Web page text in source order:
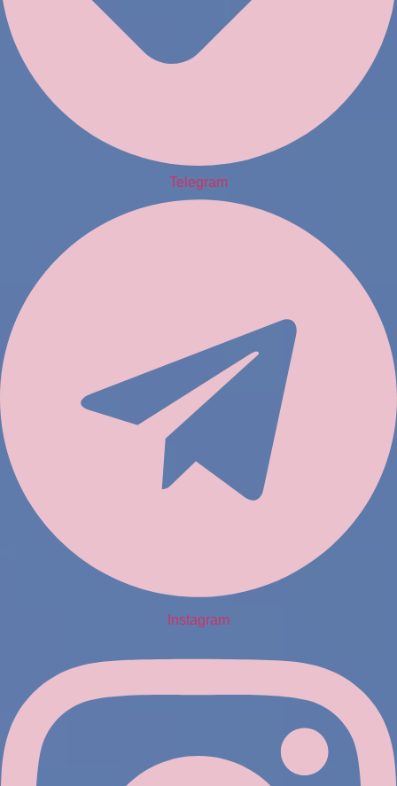
Telegram
Instagram